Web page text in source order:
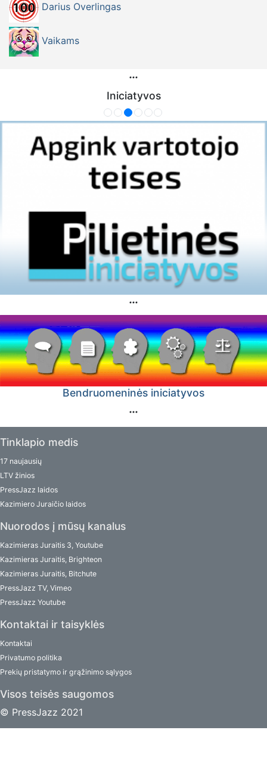
Darius Overlingas
Vaikams
Iniciatyvos
Bendruomeninės iniciatyvos
Tinklapio medis
17 naujausių
LTV žinios
PressJazz laidos
Kazimiero Juraičio laidos
Nuorodos į mūsų kanalus
Kazimieras Juraitis 3, Youtube
Kazimieras Juraitis, Brighteon
Kazimieras Juraitis, Bitchute
PressJazz TV, Vimeo
PressJazz Youtube
Kontaktai ir taisyklės
Kontaktai
Privatumo politika
Prekių pristatymo ir grąžinimo sąlygos
Visos teisės saugomos
© PressJazz 2021